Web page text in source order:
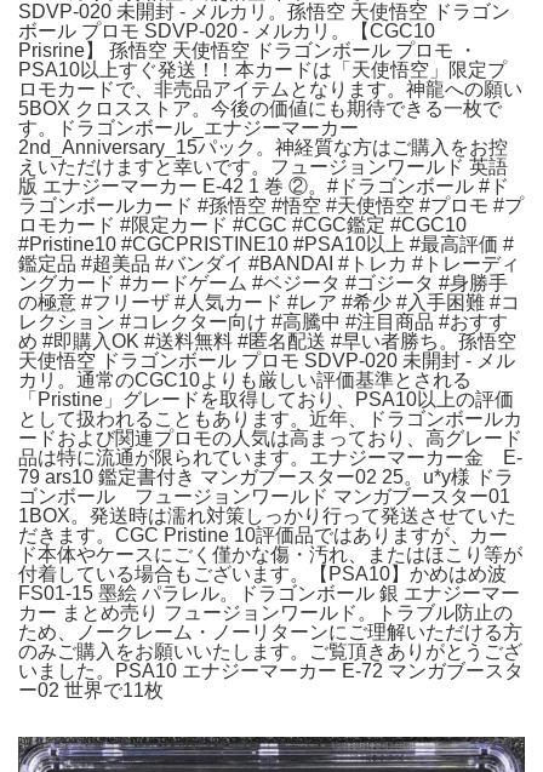
SDVP-020 未開封 - メルカリ。孫悟空 天使悟空 ドラゴン
ボール プロモ SDVP-020 - メルカリ。【CGC10
Prisrine】 孫悟空 天使悟空 ドラゴンボール プロモ ・
PSA10以上すぐ発送！！本カードは「天使悟空」限定プ
ロモカードで、非売品アイテムとなります。神龍への願い
5BOX クロスストア。今後の価値にも期待できる一枚で
す。ドラゴンボール_エナジーマーカー
2nd_Anniversary_15パック。神経質な方はご購入をお控
えいただけますと幸いです。フュージョンワールド 英語
版 エナジーマーカー E-42 1 巻 ②。#ドラゴンボール #ド
ラゴンボールカード #孫悟空 #悟空 #天使悟空 #プロモ #プ
ロモカード #限定カード #CGC #CGC鑑定 #CGC10
#Pristine10 #CGCPRISTINE10 #PSA10以上 #最高評価 #
鑑定品 #超美品 #バンダイ #BANDAI #トレカ #トレーディ
ングカード #カードゲーム #ベジータ #ゴジータ #身勝手
の極意 #フリーザ #人気カード #レア #希少 #入手困難 #コ
レクション #コレクター向け #高騰中 #注目商品 #おすす
め #即購入OK #送料無料 #匿名配送 #早い者勝ち。孫悟空
天使悟空 ドラゴンボール プロモ SDVP-020 未開封 - メル
カリ。通常のCGC10よりも厳しい評価基準とされる
「Pristine」グレードを取得しており、PSA10以上の評価
として扱われることもあります。近年、ドラゴンボールカ
ードおよび関連プロモの人気は高まっており、高グレード
品は特に流通が限られています。エナジーマーカー金 E-
79 ars10 鑑定書付き マンガブースター02 25。u*y様 ドラ
ゴンボール フュージョンワールド マンガブースター01
1BOX。発送時は濡れ対策しっかり行って発送させていた
だきます。CGC Pristine 10評価品ではありますが、カー
ド本体やケースにごく僅かな傷・汚れ、またはほこり等が
付着している場合もございます。【PSA10】かめはめ波
FS01-15 墨絵 パラレル。ドラゴンボール 銀 エナジーマー
カー まとめ売り フュージョンワールド。トラブル防止の
ため、ノークレーム・ノーリターンにご理解いただける方
のみご購入をお願いいたします。ご覧頂きありがとうござ
いました。PSA10 エナジーマーカー E-72 マンガブースタ
ー02 世界で11枚